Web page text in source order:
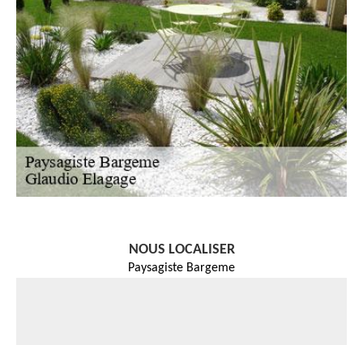
NOUS LOCALISER
Paysagiste Bargeme